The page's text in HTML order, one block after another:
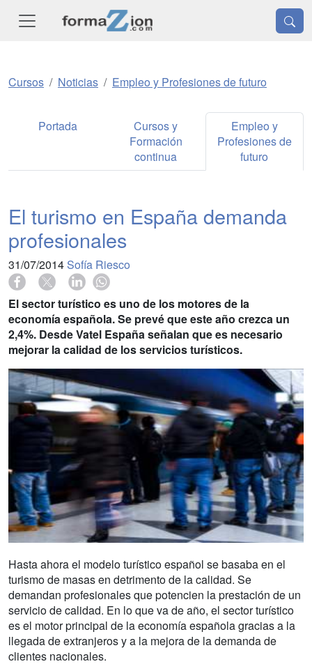
Cursos Noticias Empleo y Profesiones de futuro
Portada
Cursos y
Formación
continua
Empleo y
Profesiones de
futuro
El turismo en España demanda
profesionales
31/07/2014 Sofía Riesco
El sector turístico es uno de los motores de la
economía española. Se prevé que este año crezca un
2,4%. Desde Vatel España señalan que es necesario
mejorar la calidad de los servicios turísticos.
Hasta ahora el modelo turístico español se basaba en el
turismo de masas en detrimento de la calidad. Se
demandan profesionales que potencien la prestación de un
servicio de calidad. En lo que va de año, el sector turístico
es el motor principal de la economía española gracias a la
llegada de extranjeros y a la mejora de la demanda de
clientes nacionales.